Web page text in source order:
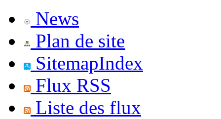
News
Plan de site
SitemapIndex
Flux RSS
Liste des flux